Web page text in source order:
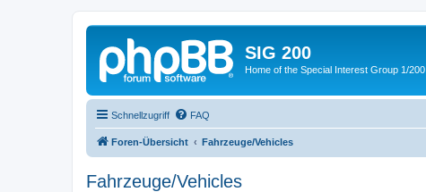
SIG 200
Home of the Special Interest Group 1/200
Schnellzugriff FAQ
Foren-Übersicht Fahrzeuge/Vehicles
Fahrzeuge/Vehicles